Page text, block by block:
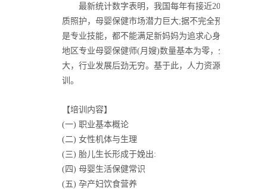
最新统计数字表明，我国每年有接近2000万新妈妈
质照护，母婴保健市场潜力巨大;据不完全预 测，全国
是专业技能，都不能满足新妈妈为追求心身保健而指
地区专业母婴保健师(月嫂)数量基本为零，全国母婴保
大，行业发展后劲无穷。基于此，人力资源和社会保
训。
【培训内容】
(一) 职业基本概论
(二) 女性机体与生理
(三) 胎儿生长形成于娩出:
(四) 母婴生活保健常识
(五) 孕产妇饮食营养